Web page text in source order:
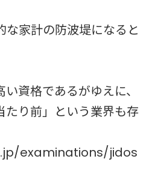
な家計の防波堤になると
資格であるがゆえに、
たり前」という業界も存
examinations/jidos